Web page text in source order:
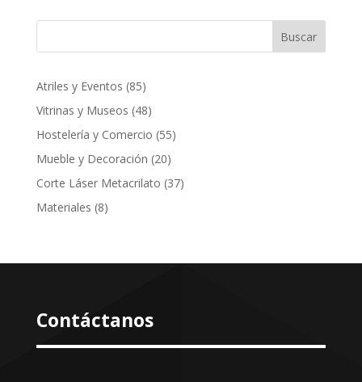
Buscar
Atriles y Eventos 8585
productos
Vitrinas y Museos 4848
productos
Hostelería y Comercio 5555
Mueble y Decoración 2020
productos
Corte Láser Metacrilato 3737
Materiales 88
Contáctanos